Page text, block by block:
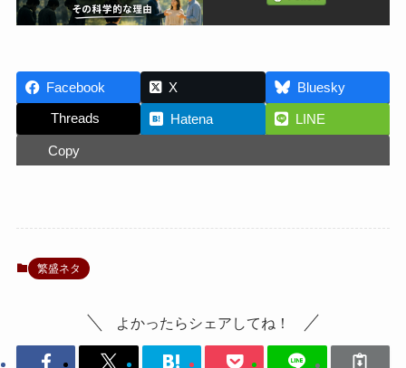
Facebook X
Bluesky
Threads
Hatena LINE
Copy
繁盛ネタ
よかったらシェアしてね！